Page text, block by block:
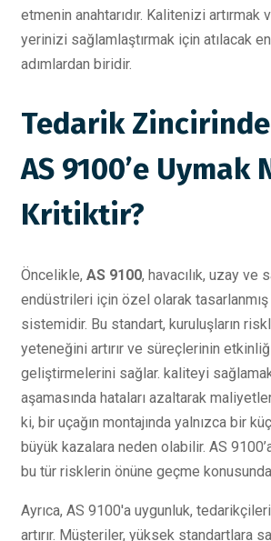
etmenin anahtarıdır. Kalitenizi artırmak
yerinizi sağlamlaştırmak için atılacak
adımlardan biridir.
Tedarik
AS 9100’e Uymak
Kritiktir?
Öncelikle, AS 9100, havacılık, uzay ve
endüstrileri için özel olarak
sistemidir. Bu standart, kuruluşların
yeteneğini artırır ve süreçlerinin
geliştirmelerini sağlar. kaliteyi
aşamasında hataları azaltarak
ki, bir uçağın montajında yalnızca bir
büyük kazalara neden olabilir. AS
bu tür risklerin önüne geçme konusunda
Ayrıca, AS 9100'a uygunluk,
artırır. Müşteriler, yüksek standartlara